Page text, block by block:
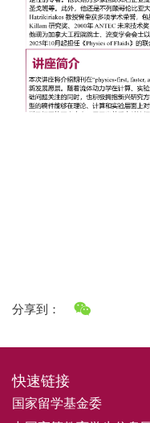
分享到：
快速链接
国家留学基金委